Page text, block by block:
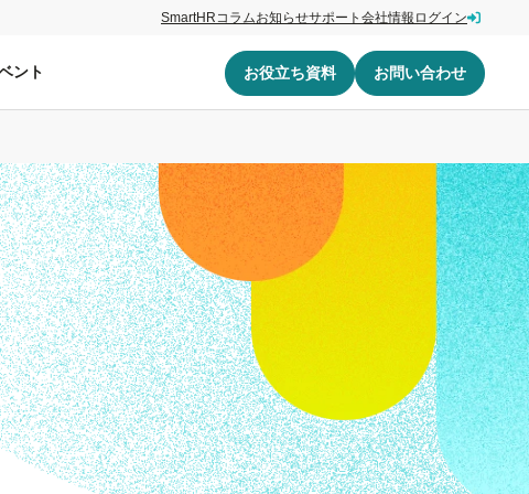
SmartHRコラムお知らせサポート 会社情報 ログイン
ント お役立ち資料 お問い合わせ